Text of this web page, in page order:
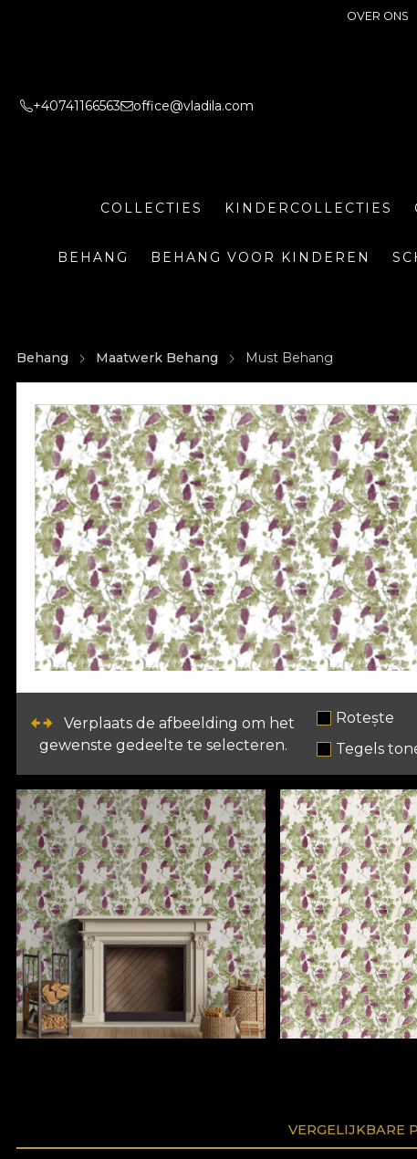
OVER ONS
+40741166563 office@vladila.com
COLLECTIES KINDERCOLLECTIES
BEHANG BEHANG VOOR KINDEREN
Behang Maatwerk Behang Must Behang
Verplaats de afbeelding om het
gewenste gedeelte te selecteren.
Rotește
Tegels
VERGELIJKBARE